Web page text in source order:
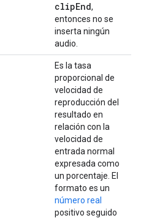
clipEnd,
entonces no se
inserta ningún
audio.
Es la tasa
proporcional de
velocidad de
reproducción del
resultado en
relación con la
velocidad de
entrada normal
expresada como
un porcentaje. El
formato es un
número real
positivo seguido